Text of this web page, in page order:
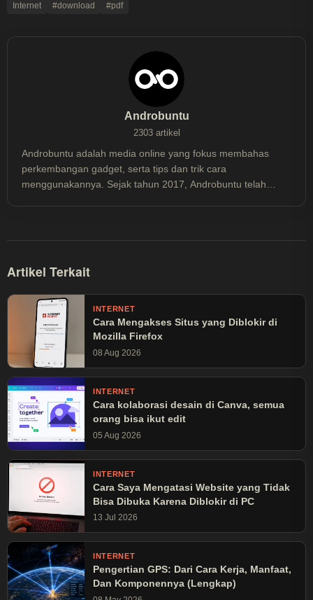
Internet #download #pdf
Androbuntu
2303 artikel
Androbuntu adalah media online yang fokus membahas
perkembangan gadget, serta tips dan trik cara
menggunakannya. Sejak tahun 2017, Androbuntu telah
Artikel Terkait
INTERNET
Cara Mengakses Situs yang Diblokir di
Mozilla Firefox
08 Aug 2026
INTERNET
Cara kolaborasi desain di Canva, semua
orang bisa ikut edit
05 Aug 2026
INTERNET
Cara Saya Mengatasi Website yang Tidak
Bisa Dibuka Karena Diblokir di PC
13 Jul 2026
INTERNET
Pengertian GPS: Dari Cara Kerja, Manfaat,
Dan Komponennya (Lengkap)